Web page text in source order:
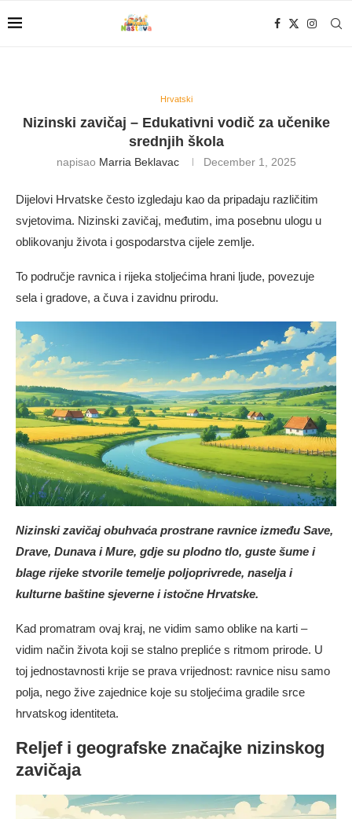
Hrvatski
Nizinski zavičaj – Edukativni vodič za učenike
srednjih škola
napisao Marria Beklavac December 1, 2025
Dijelovi Hrvatske često izgledaju kao da pripadaju različitim
svjetovima. Nizinski zavičaj, međutim, ima posebnu ulogu u
oblikovanju života i gospodarstva cijele zemlje.
To područje ravnica i rijeka stoljećima hrani ljude, povezuje
sela i gradove, a čuva i zavidnu prirodu.
Nizinski zavičaj obuhvaća prostrane ravnice između Save,
Drave, Dunava i Mure, gdje su plodno tlo, guste šume i
blage rijeke stvorile temelje poljoprivrede, naselja i
kulturne baštine sjeverne i istočne Hrvatske.
Kad promatram ovaj kraj, ne vidim samo oblike na karti –
vidim način života koji se stalno prepliće s ritmom prirode. U
toj jednostavnosti krije se prava vrijednost: ravnice nisu samo
polja, nego žive zajednice koje su stoljećima gradile srce
hrvatskog identiteta.
Reljef i geografske značajke nizinskog
zavičaja